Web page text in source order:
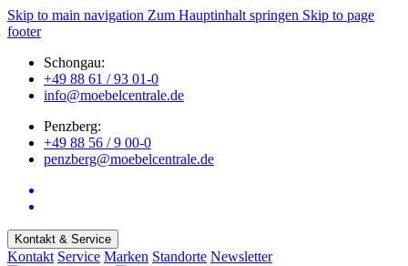
Skip to main navigation Zum Hauptinhalt springen Skip to page
footer
Schongau:
+49 88 61 / 93 01-0
info@moebelcentrale.de
Penzberg:
+49 88 56 / 9 00-0
penzberg@moebelcentrale.de
Kontakt & Service
Kontakt Service Marken Standorte Newsletter